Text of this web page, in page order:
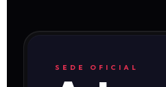
SEDE OFICIAL